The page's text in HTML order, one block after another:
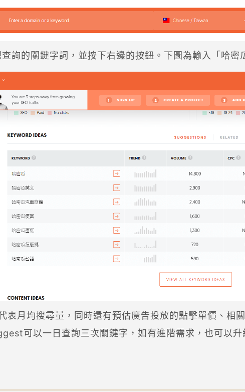
詢的關鍵字詞，並按下右邊的按鈕。下圖為輸入「哈密
表月均搜尋量，同時還有預估廣告投放的點擊單價、相
可以一日查詢三次關鍵字，如有進階需求，也可以